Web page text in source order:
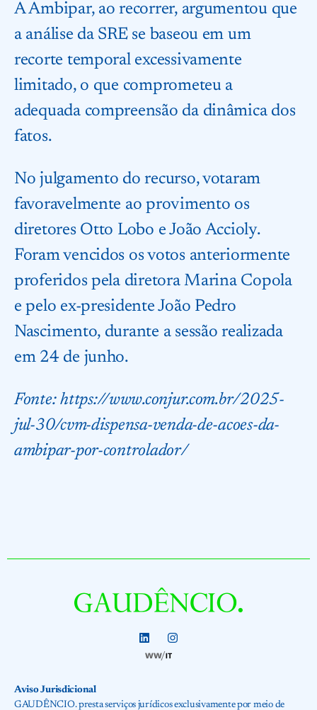
A Ambipar, ao recorrer, argumentou que
a análise da SRE se baseou em um
recorte temporal excessivamente
limitado, o que comprometeu a
adequada compreensão da dinâmica dos
fatos.
No julgamento do recurso, votaram
favoravelmente ao provimento os
diretores Otto Lobo e João Accioly.
Foram vencidos os votos anteriormente
proferidos pela diretora Marina Copola
e pelo ex-presidente João Pedro
Nascimento, durante a sessão realizada
em 24 de junho.
Fonte:https://www.conjur.com.br/2025-
jul-30/cvm-dispensa-venda-de-acoes-da-
ambipar-por-controlador/
Aviso Jurisdicional
GAUDÊNCIO. presta serviços jurídicos exclusivamente por meio de